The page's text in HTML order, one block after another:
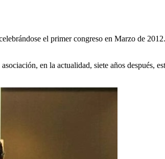
el primer congreso en Marzo de
en la actualidad, siete años después,